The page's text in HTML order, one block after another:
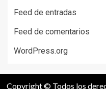
Feed de entradas
Feed de comentarios
WordPress.org
Copyright © Todos los